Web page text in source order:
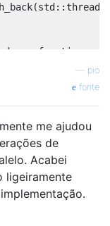
(std::thread
our functions
= 0; i <
pio
fonte
me ajudou
de
Acabei
ligeiramente